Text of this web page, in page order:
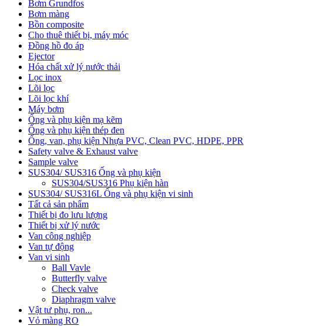
Bơm Grundfos
Bơm màng
Bồn composite
Cho thuê thiết bị, máy móc
Đồng hồ đo áp
Ejector
Hóa chất xử lý nước thải
Lọc inox
Lõi lọc
Lõi lọc khí
Máy bơm
Ống và phụ kiện mạ kẽm
Ống và phụ kiện thép đen
Ống, van, phụ kiện Nhựa PVC, Clean PVC, HDPE, PPR
Safety valve & Exhaust valve
Sample valve
SUS304/ SUS316 Ống và phụ kiện
SUS304/SUS316 Phụ kiện hàn
SUS304/ SUS316L Ống và phụ kiện vi sinh
Tất cả sản phẩm
Thiết bị đo lưu lượng
Thiết bị xử lý nước
Van công nghiệp
Van tự động
Van vi sinh
Ball Vavle
Butterfly valve
Check valve
Diaphragm valve
Vật tư phụ, ron...
Vỏ màng RO